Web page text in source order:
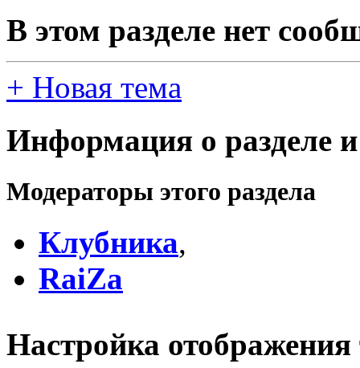
В этом разделе нет
+ Новая тема
Информация о разделе
Модераторы этого раздела
Клубника,
RaiZa
Настройка отображения